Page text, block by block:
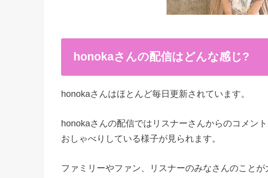
honokaさんの配信はどんな感じ?
honokaさんはほとんど毎日更新されています。
honokaさんの配信ではリスナーさんからのコメン
おしゃべりしている様子が見られます。
ファミリーやファン、リスナーのみなさんのこと